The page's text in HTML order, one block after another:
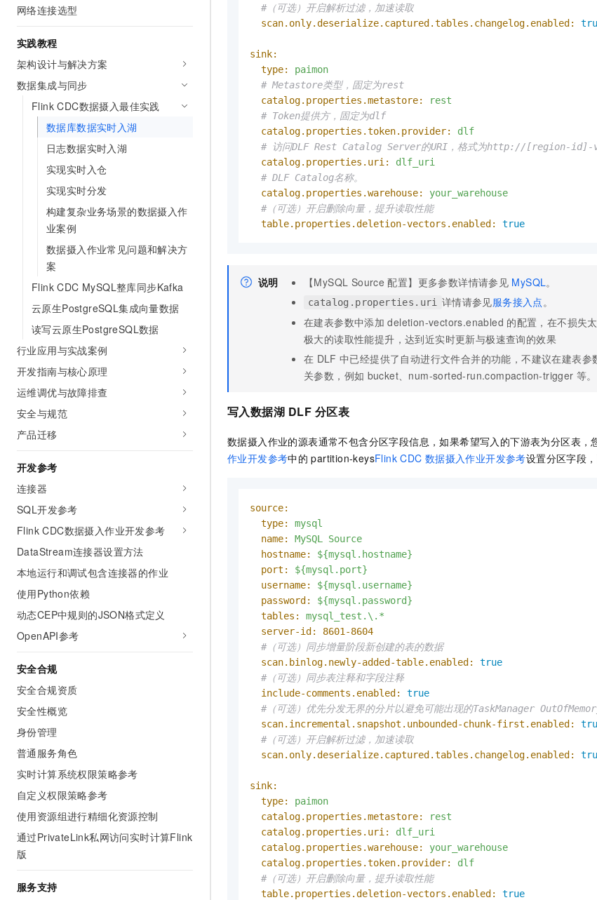
网络连接选型
实践教程
架构设计与解决方案
数据集成与同步
Flink CDC数据摄入最佳实践
数据库数据实时入湖
日志数据实时入湖
实现实时入仓
实现实时分发
构建复杂业务场景的数据摄入作
业案例
数据摄入作业常见问题和解决方
案
Flink CDC MySQL整库同步Kafka
云原生PostgreSQL集成向量数据
读写云原生PostgreSQL数据
行业应用与实战案例
开发指南与核心原理
运维调优与故障排查
安全与规范
产品迁移
开发参考
连接器
SQL开发参考
Flink CDC数据摄入作业开发参考
DataStream连接器设置方法
本地运行和调试包含连接器的作业
使用Python依赖
动态CEP中规则的JSON格式定义
OpenAPI参考
安全合规
安全合规资质
安全性概览
身份管理
普通服务角色
实时计算系统权限策略参考
自定义权限策略参考
使用资源组进行精细化资源控制
通过PrivateLink私网访问实时计算Flink
版
服务支持
#（可选）开启解析过滤，加速读取
scan.only.deserialize.captured.tables.changelog.enabled:
sink:
type:
paimon
# Metastore类型，固定为rest
catalog.properties.metastore:
rest
# Token提供方，固定为dlf
catalog.properties.token.provider:
dlf
# 访问DLF Rest Catalog Server的URI，格式为http://[region-
catalog.properties.uri:
dlf_uri
# DLF Catalog名称。
catalog.properties.warehouse:
your_warehouse
#（可选）开启删除向量，提升读取性能
table.properties.deletion-vectors.enabled:
true
说明 【MySQL Source 配置】更多参数详情请参见 MySQL。
catalog.properties.uri 详情请参见服务接入点。
在建表参数中添加 deletion-vectors.enabled 的配置，在不损失
极大的读取性能提升，达到近实时更新与极速查询的效果
在 DLF 中已经提供了自动进行文件合并的功能，不建议在建表参
关参数，例如 bucket、num-sorted-run.compaction-trigger 等。
写入数据湖 DLF 分区表
数据摄入作业的源表通常不包含分区字段信息，如果希望写入的下游表为分区表，
作业开发参考中的 partition-keysFlink CDC 数据摄入作业开发参考设置分区字段
source:
type:
mysql
name:
MySQL
Source
hostname:
${mysql.hostname}
port:
${mysql.port}
username:
${mysql.username}
password:
${mysql.password}
tables:
mysql_test.\.*
server-id:
8601 -8604
#（可选）同步增量阶段新创建的表的数据
scan.binlog.newly-added-table.enabled:
true
#（可选）同步表注释和字段注释
include-comments.enabled:
true
#（可选）优先分发无界的分片以避免可能出现的TaskManager
scan.incremental.snapshot.unbounded-chunk-first.enabled:
#（可选）开启解析过滤，加速读取
scan.only.deserialize.captured.tables.changelog.enabled:
sink:
type:
paimon
catalog.properties.metastore:
rest
catalog.properties.uri:
dlf_uri
catalog.properties.warehouse:
your_warehouse
catalog.properties.token.provider:
dlf
#（可选）开启删除向量，提升读取性能
table.properties.deletion-vectors.enabled:
true
10 分钟在聊天系统中增加一个 AI 助手
在企业官网、通讯软件中为客户提供 AI 客服
即刻拥有 DeepSeek-R1 满血版
多种方案随心选，轻松解锁专属 DeepSeek
专有云